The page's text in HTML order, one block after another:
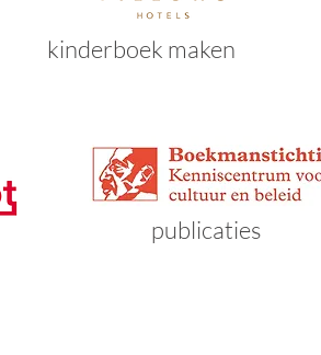
kinderboek maken
publicaties